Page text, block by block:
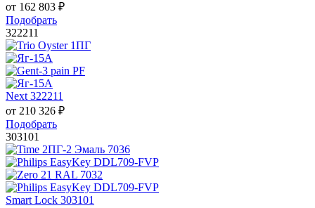
от 162 803 ₽
Подобрать
322211
Next 322211
от 210 326 ₽
Подобрать
303101
Smart Lock 303101